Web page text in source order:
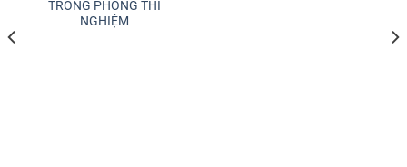
TRONG PHÒNG THÍ
NGHIỆM